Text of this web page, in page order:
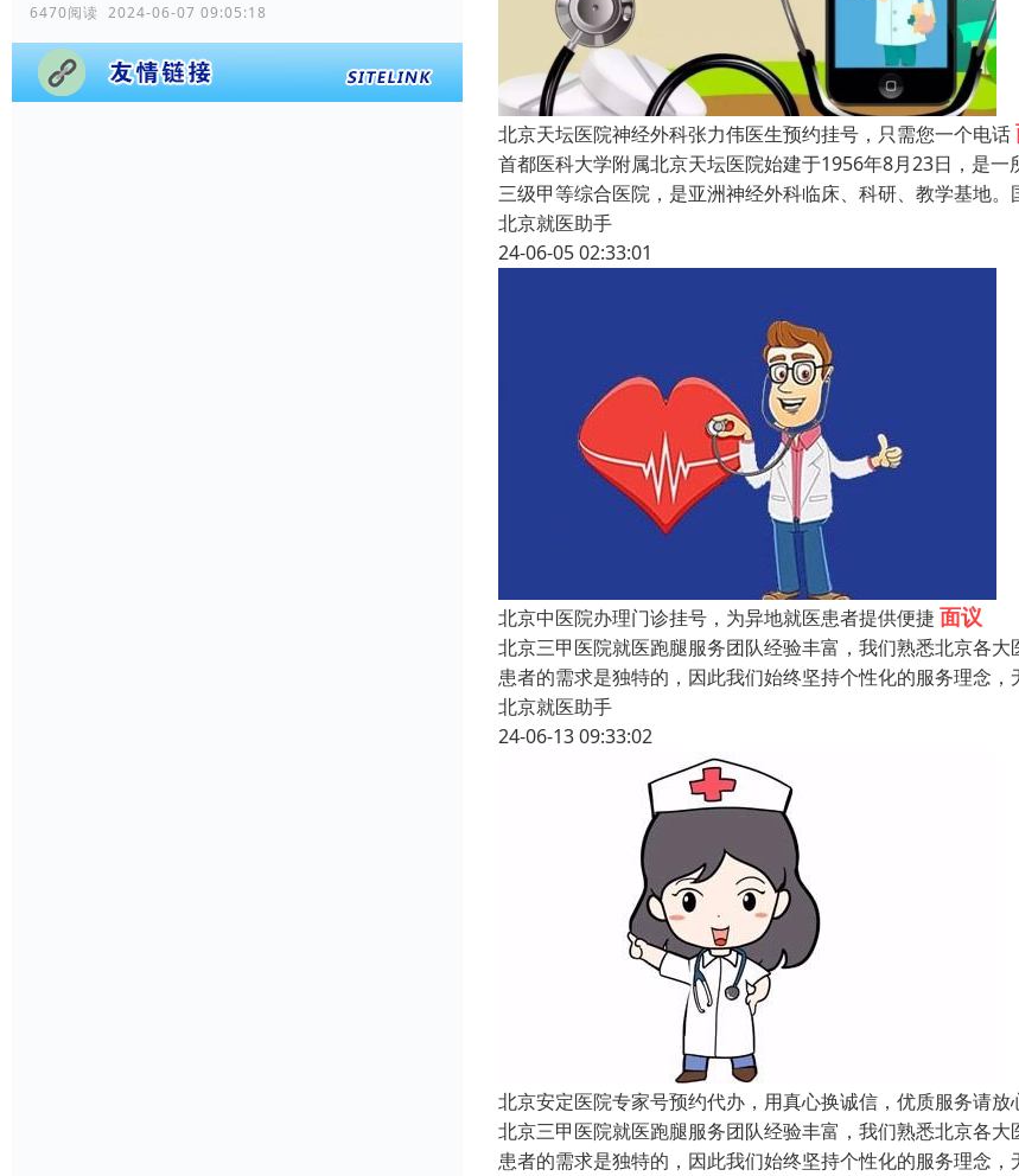
6470阅读 2024-06-07 09:05:18
北京天坛医院神经外科张力伟医生预约挂号，只需您一个电话
首都医科大学附属北京天坛医院始建于1956年8月23日，是
三级甲等综合医院，是亚洲神经外科临床、科研、教学基地
北京就医助手
24-06-05 02:33:01
北京中医院办理门诊挂号，为异地就医患者提供便捷 面议
北京三甲医院就医跑腿服务团队经验丰富，我们熟悉北京各
患者的需求是独特的，因此我们始终坚持个性化的服务理念
北京就医助手
24-06-13 09:33:02
北京安定医院专家号预约代办，用真心换诚信，优质服务请放
北京三甲医院就医跑腿服务团队经验丰富，我们熟悉北京各
患者的需求是独特的，因此我们始终坚持个性化的服务理念